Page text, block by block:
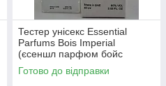
Тестер унісекс Essential
Parfums Bois Imperial
(єсеншл парфюм бойс
империал) 60 мл
Готово до відправки